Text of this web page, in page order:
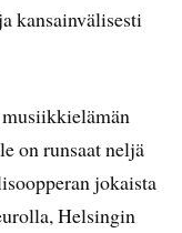
kansainvälisesti
on runsaat neljä
jokaista
Helsingin